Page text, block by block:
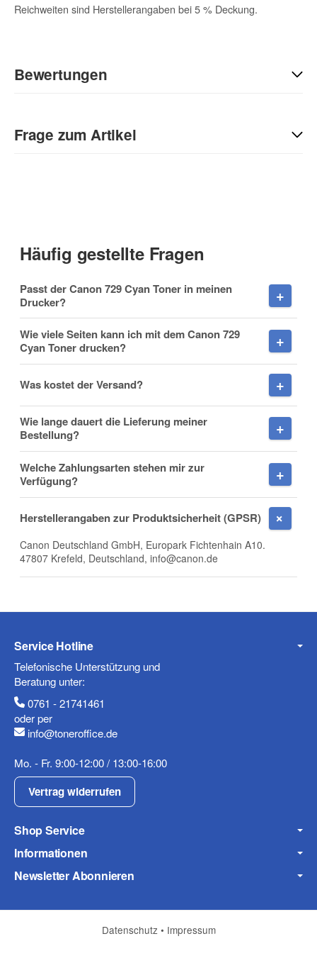
Reichweiten sind Herstellerangaben bei 5 % Deckung.
Bewertungen
Sie Anderen bei der Kaufentscheidung:
Frage zum Artikel
Nachname
Firma
Mobiltelefon
Frage zum Artikel
Ihre Frage
Häufig gestellte Fragen
Passt der Canon 729 Cyan Toner in meinen
Drucker?
Wie viele Seiten kann ich mit dem Canon 729
Cyan Toner drucken?
Was kostet der Versand?
Wie lange dauert die Lieferung meiner
Bestellung?
Welche Zahlungsarten stehen mir zur
Verfügung?
Herstellerangaben zur Produktsicherheit (GPSR)
Canon Deutschland GmbH, Europark Fichtenhain A10.
47807 Krefeld, Deutschland, info@canon.de
Service Hotline
Telefonische Unterstützung und
Beratung unter:
0761 - 21741461
oder per
info@toneroffice.de
Mo. - Fr. 9:00-12:00 / 13:00-16:00
Vertrag widerrufen
Shop Service
Informationen
Newsletter Abonnieren
Datenschutz • Impressum